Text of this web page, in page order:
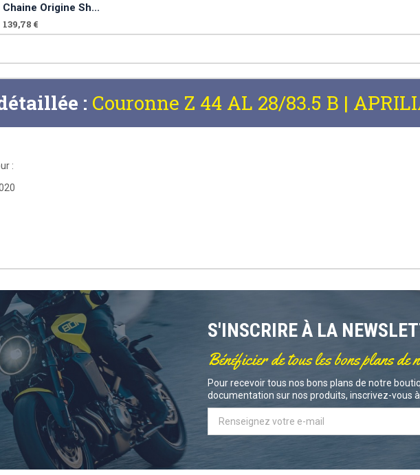
Chaine Origine Sh...
139,78 €
: Couronne Z 44 AL 28/83.5 B |
:
S'INSCRIRE À LA
Bénéficier de tous les bons plans de
Pour recevoir tous nos bons plans de notre
documentation sur nos produits, inscrivez-vous